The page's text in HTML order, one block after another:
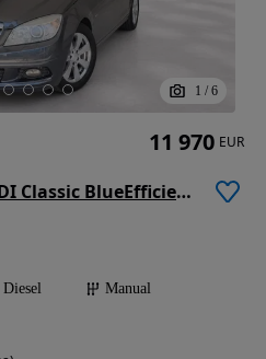
1 / 6
Mercedes-Benz C 200 CDI Classic BlueEfficiency
Diesel
Manual
11 970 EUR